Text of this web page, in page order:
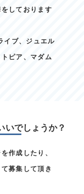
しております
イブ、ジュエル
ピア、マダム
いでしょうか？
作成したり、
募集して頂き